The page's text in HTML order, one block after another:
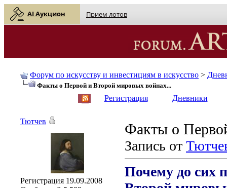
AI Аукцион Прием лотов
Форум по искусству и инвестициям в искусство >
Факты о Первой и Второй мировых войнах...
Регистрация Дневники
Факты о
Запись от
Почему до сих
Тютчев
Регистрация 19.09.2008